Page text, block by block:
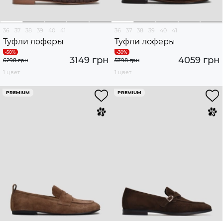
36 37 38 39 40 41
Туфли лоферы
3149 грн
6298 грн
1 цвет
36 37 38 39 40 41
Туфли лоферы
4059 грн
5798 грн
1 цвет
PREMIUM PREMIUM